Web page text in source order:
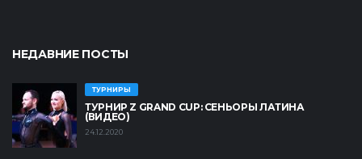
НЕДАВНИЕ ПОСТЫ
ТУРНИРЫ
ТУРНИР Z GRAND CUP: СЕНЬОРЫ ЛАТИНА
(ВИДЕО)
24.12.2020